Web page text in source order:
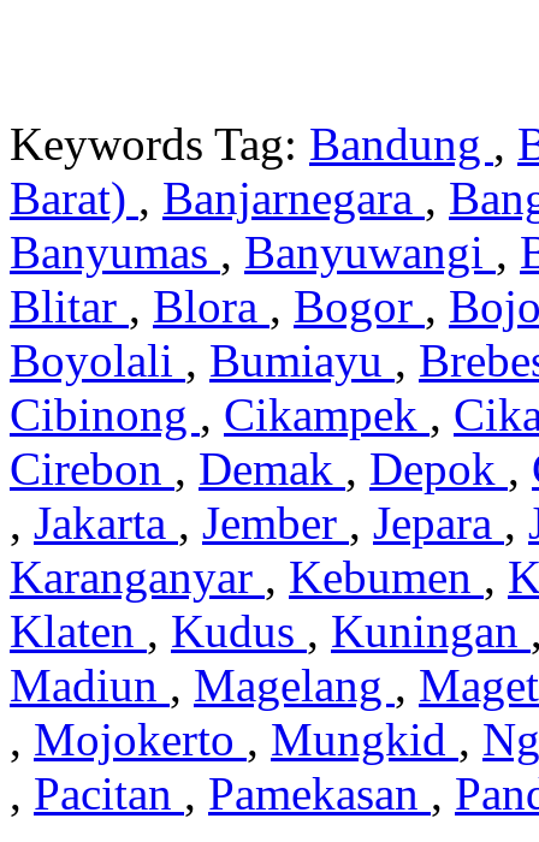
Keywords Tag: Bandung ,
Barat) , Banjarnegara ,
Banyumas , Banyuwangi ,
Blitar , Blora , Bogor ,
Boyolali , Bumiayu ,
Cibinong , Cikampek ,
Cirebon , Demak , Depok ,
, Jakarta , Jember , Jepara ,
Karanganyar , Kebumen ,
Klaten , Kudus , Kuningan
Madiun , Magelang ,
, Mojokerto , Mungkid ,
, Pacitan , Pamekasan ,